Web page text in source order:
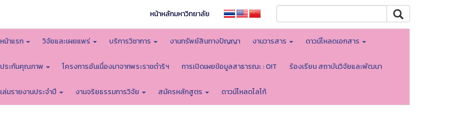
หน้าหลักมหาวิทยาลัย
หน้าแรก วิจัยและเผยแพร่ บริการวิชาการ งานทรัพย์สินทางปัญญา งานวารสาร ดาวน์โหลดเอกสาร
ประกันคุณภาพ โครงการอันเนื่องมาจากพระราชดำริฯ การเปิดเผยข้อมูลสาธารณะ : OIT ร้องเรียน สถาบันวิจัยและพัฒนา
เล่มรายงานประจำปี งานจริยธรรมการวิจัย สมัครหลักสูตร ดาวน์โหลดโลโก้